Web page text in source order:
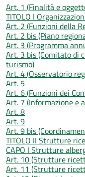
Art. 1 (Finalità e
TITOLO I
Art. 2 (Funzioni della
Art. 2 bis (Piano
Art. 3 (Programma
Art. 3 bis (Comitato di
turismo)
Art. 4 (Osservatorio
Art. 5
Art. 6 (Funzioni dei
Art. 7 (Informazione e
Art. 8
Art. 9
Art. 9 bis
TITOLO II Strutture
CAPO I Strutture
Art. 10 (Strutture
Art. 11 (Strutture